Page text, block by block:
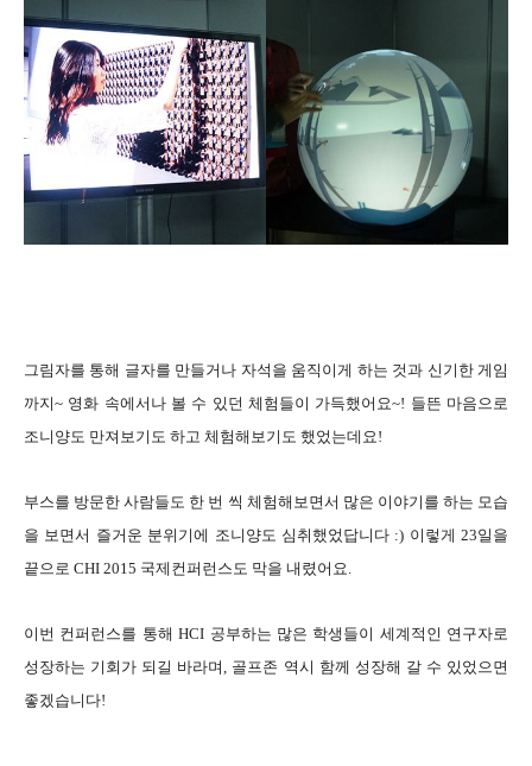
그림자를 통해 글자를 만들거나 자석을 움직이게 하는 것과 신기한 게임
까지~ 영화 속에서나 볼 수 있던 체험들이 가득했어요~! 들뜬 마음으로
조니양도 만져보기도 하고 체험해보기도 했었는데요!
부스를 방문한 사람들도 한 번 씩 체험해보면서 많은 이야기를 하는 모습
을 보면서 즐거운 분위기에 조니양도 심취했었답니다 :) 이렇게 23일을
끝으로 CHI 2015 국제컨퍼런스도 막을 내렸어요.
이번 컨퍼런스를 통해 HCI 공부하는 많은 학생들이 세계적인 연구자로
성장하는 기회가 되길 바라며, 골프존 역시 함께 성장해 갈 수 있었으면
좋겠습니다!